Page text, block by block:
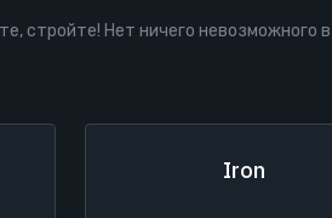
стройте! Нет ничего
Iron